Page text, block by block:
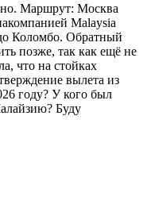
Маршрут: Москва
Malaysia
Коломбо. Обратный
позже, так как ещё не
что на стойках
вылета из
году? У кого был
Буду